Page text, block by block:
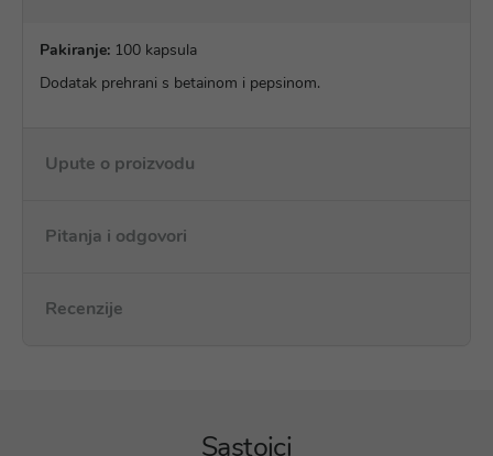
Pakiranje: 100 kapsula
Dodatak prehrani s betainom i pepsinom.
Upute o proizvodu
Pitanja i odgovori
Recenzije
Sastojci